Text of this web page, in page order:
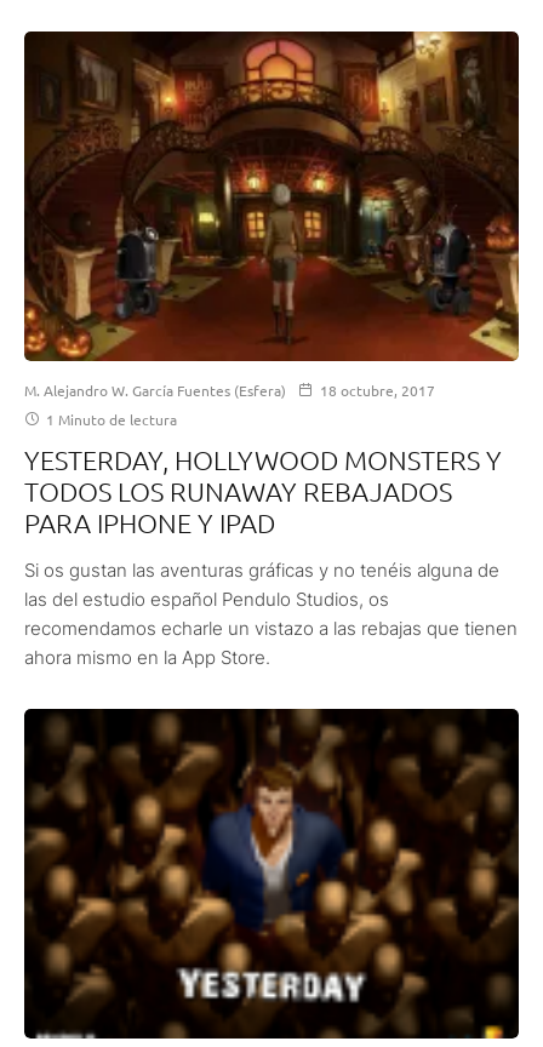
M. Alejandro W. García Fuentes (Esfera)
18 octubre, 2017
1 Minuto de lectura
YESTERDAY, HOLLYWOOD MONSTERS Y
TODOS LOS RUNAWAY REBAJADOS
PARA IPHONE Y IPAD
Si os gustan las aventuras gráficas y no tenéis alguna de
las del estudio español Pendulo Studios, os
recomendamos echarle un vistazo a las rebajas que tienen
ahora mismo en la App Store.